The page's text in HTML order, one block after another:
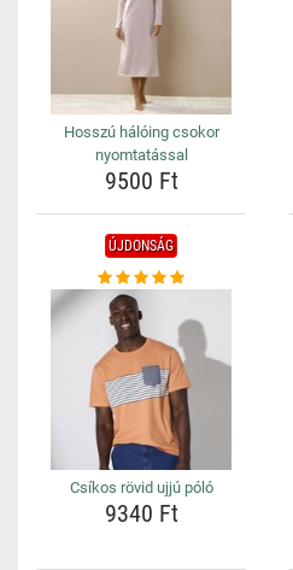
Hosszú hálóing csokor
nyomtatással
9500 Ft
ÚJDONSÁG
Csíkos rövid ujjú póló
9340 Ft